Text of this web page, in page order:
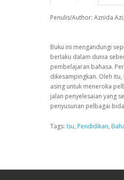
Penulis/Author: Aznida
Buku ini mengandungi
berlaku dalam dunia
pembelajaran bahasa.
dikesampingkan. Oleh
asing untuk meneroka
jalan penyelesaian yang
penyusunan pelbagai
Tags: Isu, Pendidikan,